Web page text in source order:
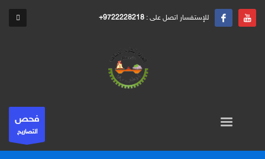
للإستفسار اتصل على : +9722228218
فحص
التصاريح